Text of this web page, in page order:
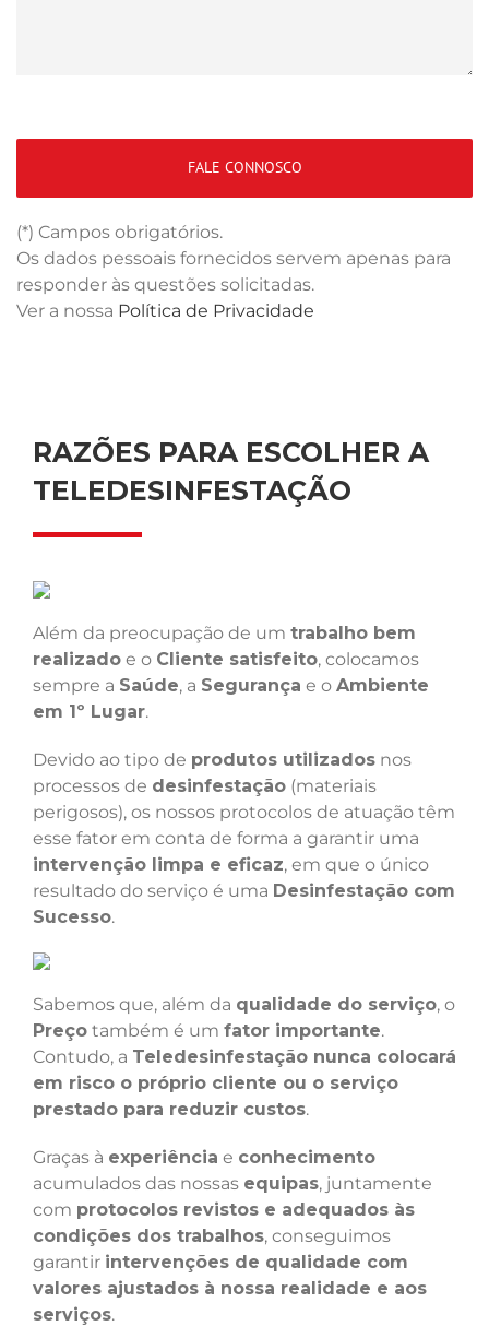
(*) Campos obrigatórios.
Os dados pessoais fornecidos servem apenas para
responder às questões solicitadas.
Ver a nossa Política de Privacidade
RAZÕES PARA ESCOLHER A
TELEDESINFESTAÇÃO
Além da preocupação de um trabalho bem
realizado e o Cliente satisfeito, colocamos
sempre a Saúde, a Segurança e o Ambiente
em 1º Lugar.
Devido ao tipo de produtos utilizados nos
processos de desinfestação (materiais
perigosos), os nossos protocolos de atuação têm
esse fator em conta de forma a garantir uma
intervenção limpa e eficaz, em que o único
resultado do serviço é uma Desinfestação com
Sucesso.
Sabemos que, além da qualidade do serviço, o
Preço também é um fator importante.
Contudo, a Teledesinfestação nunca colocará
em risco o próprio cliente ou o serviço
prestado para reduzir custos.
Graças à experiência e conhecimento
acumulados das nossas equipas, juntamente
com protocolos revistos e adequados às
condições dos trabalhos, conseguimos
garantir intervenções de qualidade com
valores ajustados à nossa realidade e aos
serviços.